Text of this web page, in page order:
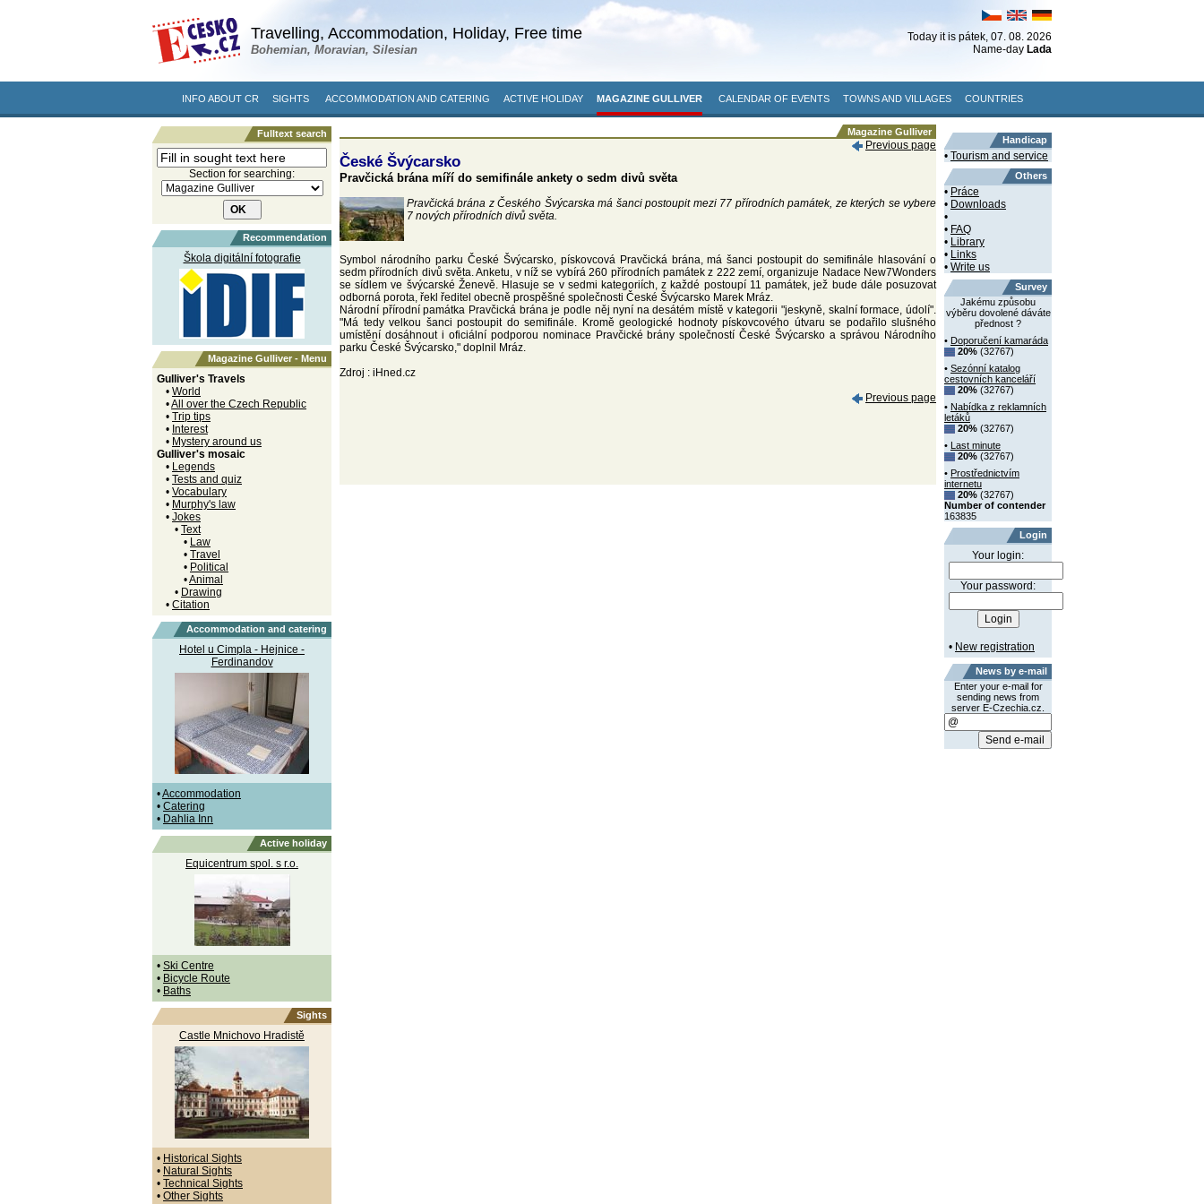
Travelling, Accommodation, Holiday, Free time
Bohemian, Moravian, Silesian
Today it is pátek, 07. 08. 2026
Name-day Lada
INFO ABOUT CR SIGHTS ACCOMMODATION AND CATERING ACTIVE HOLIDAY MAGAZINE GULLIVER CALENDAR OF EVENTS TOWNS AND VILLAGES COUNTRIES
Fulltext search
Section for searching:
Recommendation
Škola digitální fotografie
Magazine Gulliver - Menu
Gulliver's Travels
• World
•All over the Czech Republic
• Trip tips
• Interest
• Mystery around us
Gulliver's mosaic
• Legends
• Tests and quiz
• Vocabulary
• Murphy's law
• Jokes
• Text
• Law
• Travel
• Political
•Animal
• Drawing
• Citation
Accommodation and catering
Hotel u Cimpla - Hejnice -
Ferdinandov
•Accommodation
• Catering
• Dahlia Inn
Active holiday
Equicentrum spol. s r.o.
• Ski Centre
• Bicycle Route
• Baths
Sights
Castle Mnichovo Hradistě
• Historical Sights
• Natural Sights
• Technical Sights
• Other Sights
Magazine Gulliver
Previous page
České Švýcarsko
Pravčická brána míří do semifinále ankety o sedm divů světa
Pravčická brána z Českého Švýcarska má šanci postoupit mezi 77 přírodních památek, ze kterých se vybere
7 nových přírodních divů světa.
Symbol národního parku České Švýcarsko, pískovcová Pravčická brána, má šanci postoupit do semifinále hlasování o
sedm přírodních divů světa. Anketu, v níž se vybírá 260 přírodních památek z 222 zemí, organizuje Nadace New7Wonders
se sídlem ve švýcarské Ženevě. Hlasuje se v sedmi kategoriích, z každé postoupí 11 památek, jež bude dále posuzovat
odborná porota, řekl ředitel obecně prospěšné společnosti České Švýcarsko Marek Mráz.
Národní přírodní památka Pravčická brána je podle něj nyní na desátém místě v kategorii "jeskyně, skalní formace, údolí".
"Má tedy velkou šanci postoupit do semifinále. Kromě geologické hodnoty pískovcového útvaru se podařilo slušného
umístění dosáhnout i oficiální podporou nominace Pravčické brány společností České Švýcarsko a správou Národního
parku České Švýcarsko," doplnil Mráz.
Zdroj : iHned.cz
Previous page
Handicap
• Tourism and service
Others
• Práce
• Downloads
•
• FAQ
• Library
• Links
• Write us
Survey
Jakému způsobu
výběru dovolené dáváte
přednost ?
• Doporučení kamaráda
20% (32767)
• Sezónní katalog
cestovních kanceláří
20% (32767)
• Nabídka z reklamních
letáků
20% (32767)
•
Last minute
20% (32767)
• Prostřednictvím
internetu
20% (32767)
Number of contender
163835
Login
Your login:
Your password:
• New registration
News by e-mail
Enter your e-mail for
sending news from
server E-Czechia.cz.